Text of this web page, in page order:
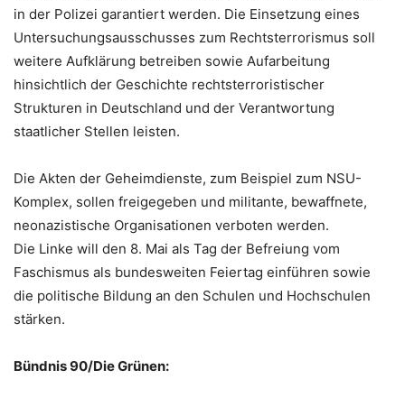
in der Polizei garantiert werden. Die Einsetzung eines
Untersuchungsausschusses zum Rechtsterrorismus soll
weitere Aufklärung betreiben sowie Aufarbeitung
hinsichtlich der Geschichte rechtsterroristischer
Strukturen in Deutschland und der Verantwortung
staatlicher Stellen leisten.
Die Akten der Geheimdienste, zum Beispiel zum NSU-
Komplex, sollen freigegeben und militante, bewaffnete,
neonazistische Organisationen verboten werden.
Die Linke will den 8. Mai als Tag der Befreiung vom
Faschismus als bundesweiten Feiertag einführen sowie
die politische Bildung an den Schulen und Hochschulen
stärken.
Bündnis 90/Die Grünen: